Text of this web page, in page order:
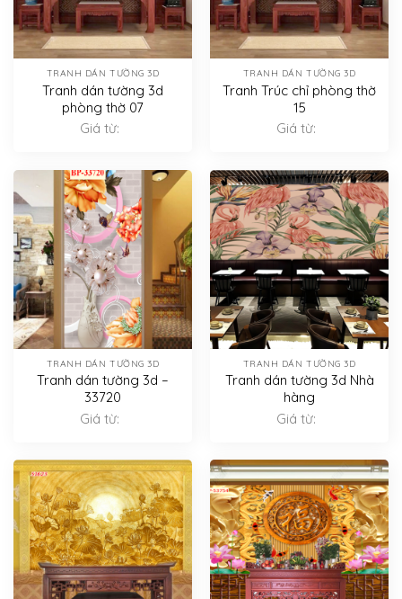
TRANH DÁN TƯỜNG 3D
Tranh dán tường 3d
phòng thờ 07
Giá từ:
TRANH DÁN TƯỜNG 3D
Tranh Trúc chỉ phòng thờ
15
Giá từ:
TRANH DÁN TƯỜNG 3D
Tranh dán tường 3d –
33720
Giá từ:
TRANH DÁN TƯỜNG 3D
Tranh dán tường 3d Nhà
hàng
Giá từ: